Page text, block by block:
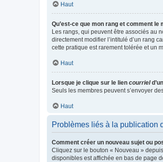
Haut
Qu’est-ce que mon rang et comment le
Les rangs, qui peuvent être associés au
directement modifier l’intitulé d’un rang
cette pratique est rarement tolérée et un
Haut
Lorsque je clique sur le lien courriel
Seuls les membres peuvent s’envoyer
Haut
Problèmes liés à la publication
Comment créer un nouveau sujet ou
Cliquez sur le bouton « Nouveau »
disponibles est affichée en bas de page